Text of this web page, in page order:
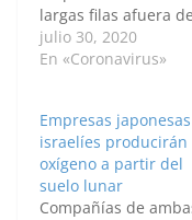
largas filas afuera
municipalidad de un
distrito populoso de
recarga de oxígeno
para familiares
con coronavirus.
"Quisimos ahorrar y
quitamos el oxígeno
julio 30, 2020
En «Coronavirus»
Empresas
israelíes producirán
oxígeno a partir del
suelo lunar
Compañías de